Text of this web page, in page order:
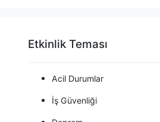
Etkinlik Teması
Acil Durumlar
İş Güvenliği